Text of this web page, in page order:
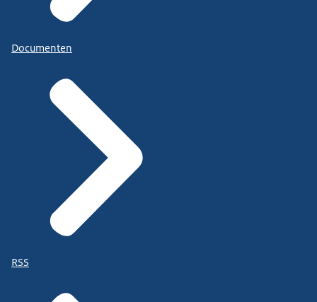
Documenten
RSS